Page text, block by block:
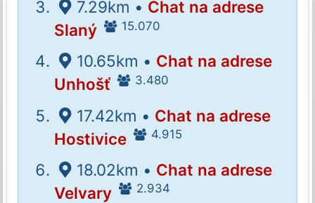
7.29km • Chat na adrese
Slaný
15.070
10.65km • Chat na adrese
Unhošť
3.480
17.42km • Chat na adrese
Hostivice
4.915
18.02km • Chat na adrese
Velvary
2.934